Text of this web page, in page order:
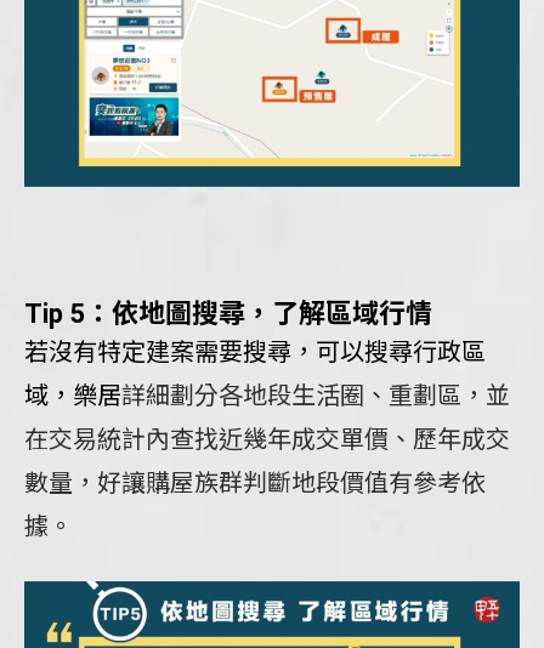
Tip 5：依地圖搜尋，了解區域行情
若沒有特定建案需要搜尋，可以搜尋行政區
域，樂居詳細劃分各地段生活圈、重劃區，並
在交易統計內查找近幾年成交單價、歷年成交
數量，好讓購屋族群判斷地段價值有參考依
據。